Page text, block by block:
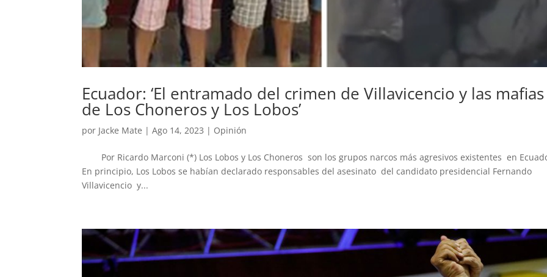
Ecuador: ‘El entramado del crimen de Villavicencio y las mafias
de Los Choneros y Los Lobos’
por Jacke Mate |Ago 14, 2023 | Opinión
Por Ricardo Marconi (*) Los Lobos y Los Choneros son los grupos narcos más agresivos existentes en
En principio, Los Lobos se habían declarado responsables del asesinato del candidato presidencial Fernando
Villavicencio y...